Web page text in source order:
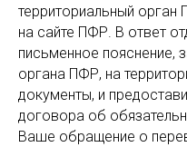
территориальный
на сайте ПФР. В ответ
письменное пояснение,
органа ПФР, на
документы, и
договора об
Ваше обращение о